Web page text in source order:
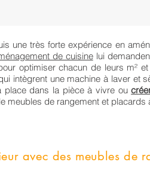
une très forte expérience en
de cuisinelui
optimiser chacun de leurs m²
intègrent une machine à laver et
place dans la pièce à vivre ou
meubles de rangement et placards
avec des meubles de